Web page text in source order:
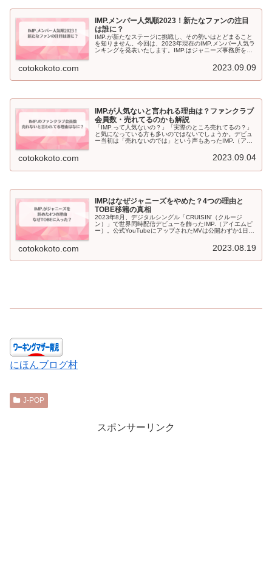
IMP.メンバー人気順2023！新たなファンの注目
は誰に？
IMP.が新たなステージに挑戦し、その勢いはとどまること
を知りません。今回は、2023年現在のIMP.メンバー人気ラ
ンキングを発表いたします。IMP.はジャニーズ事務所を退
cotokokoto.com 2023.09.09
IMP.が人気ないと言われる理由は？ファンクラブ
会員数・売れてるのかも解説
「IMP.って人気ないの？」「実際のところ売れてるの？」
と気になっている方も多いのではないでしょうか。デビュ
ー当初は「売れないのでは」という声もあったIMP.（アイ
cotokokoto.com 2023.09.04
IMP.はなぜジャニーズをやめた？4つの理由と
TOBE移籍の真相
2023年8月、デジタルシングル「CRUISIN'（クルージ
ン）」で世界同時配信デビューを飾ったIMP.（アイエムピ
ー）。公式YouTubeにアップされたMVは公開わずか1日で
cotokokoto.com 2023.08.19
にほんブログ村
J-POP
スポンサーリンク